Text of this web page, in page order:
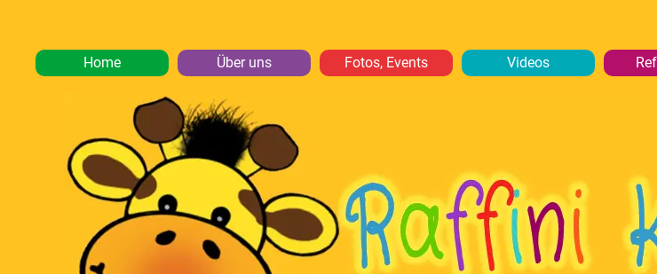
Home Über uns Fotos, Events Videos